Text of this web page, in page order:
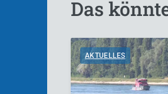
Das
AKTUELLES